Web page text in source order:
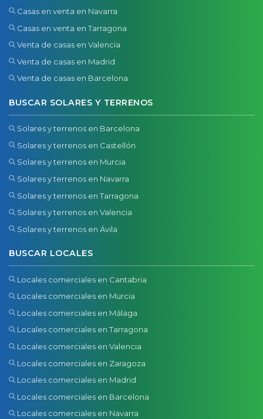
Casas en venta en Navarra
Casas en venta en Tarragona
Venta de casas en Valencia
Venta de casas en Madrid
Venta de casas en Barcelona
BUSCAR SOLARES Y TERRENOS
Solares y terrenos en Barcelona
Solares y terrenos en Castellón
Solares y terrenos en Murcia
Solares y terrenos en Navarra
Solares y terrenos en Tarragona
Solares y terrenos en Valencia
Solares y terrenos en Ávila
BUSCAR LOCALES
Locales comerciales en Cantabria
Locales comerciales en Murcia
Locales comerciales en Málaga
Locales comerciales en Tarragona
Locales comerciales en Valencia
Locales comerciales en Zaragoza
Locales comerciales en Madrid
Locales comerciales en Barcelona
Locales comerciales en Navarra